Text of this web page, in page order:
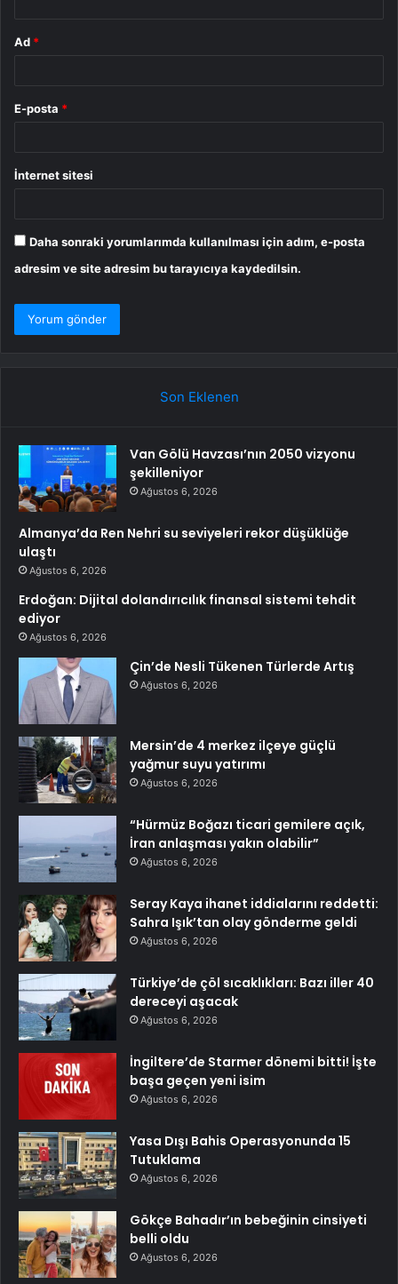
Ad *
E-posta *
İnternet sitesi
Daha sonraki yorumlarımda kullanılması için adım, e-posta
adresim ve site adresim bu tarayıcıya kaydedilsin.
Son Eklenen
Van Gölü Havzası’nın 2050 vizyonu
şekilleniyor
Ağustos 6, 2026
Almanya’da Ren Nehri su seviyeleri rekor düşüklüğe
ulaştı
Ağustos 6, 2026
Erdoğan: Dijital dolandırıcılık finansal sistemi tehdit
ediyor
Ağustos 6, 2026
Çin’de Nesli Tükenen Türlerde Artış
Ağustos 6, 2026
Mersin’de 4 merkez ilçeye güçlü
yağmur suyu yatırımı
Ağustos 6, 2026
“Hürmüz Boğazı ticari gemilere açık,
İran anlaşması yakın olabilir”
Ağustos 6, 2026
Seray Kaya ihanet iddialarını reddetti:
Sahra Işık’tan olay gönderme geldi
Ağustos 6, 2026
Türkiye’de çöl sıcaklıkları: Bazı iller 40
dereceyi aşacak
Ağustos 6, 2026
İngiltere’de Starmer dönemi bitti! İşte
başa geçen yeni isim
Ağustos 6, 2026
Yasa Dışı Bahis Operasyonunda 15
Tutuklama
Ağustos 6, 2026
Gökçe Bahadır’ın bebeğinin cinsiyeti
belli oldu
Ağustos 6, 2026